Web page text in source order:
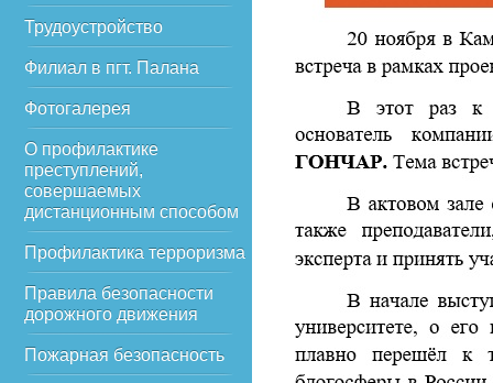
Трудоустройство
Филиал в пгт. Палана
Фотогалерея
О профилактике
преступлений,
совершаемых
дистанционным способом
Профилактика терроризма
Правила безопасности
дорожного движения
Пожарная безопасность